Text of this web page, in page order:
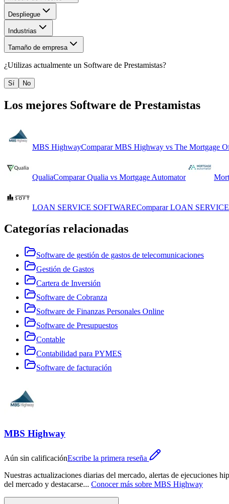
Despliegue
Industrias
Tamaño de empresa
¿Utilizas actualmente un Software de Prestamistas?
Sí No
Los mejores Software de Prestamistas
MBS HighwayComparar MBS Highway vs The Mortgage
QualiaComparar Qualia vs Mortgage Automator
LOAN SERVICE SOFTWAREComparar LOAN
Categorías relacionadas
Software de gestión de gastos de telecomunicaciones
Gestión de Gastos
Cartera de Inversión
Software de Cobranza
Software de Finanzas Personales Online
Software de Presupuestos
Contable
Contabilidad para PYMES
Software de facturación
MBS Highway
Aún sin calificaciónEscribe la primera reseña
Nuestras actualizaciones diarias del mercado, alertas de ejecuciones
del mercado y destacarse... Conocer más sobre MBS Highway